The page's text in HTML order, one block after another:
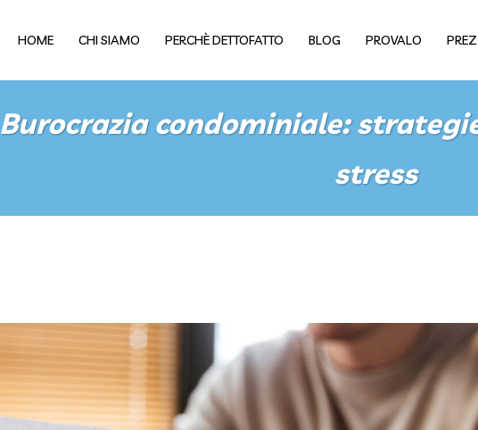
HOME CHI SIAMO PERCHÈ DETTOFATTO BLOG PROVALO
Burocrazia condominiale:
stress